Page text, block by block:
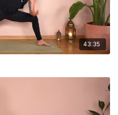
43:35